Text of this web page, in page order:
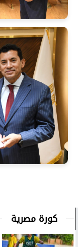
كورة مصرية